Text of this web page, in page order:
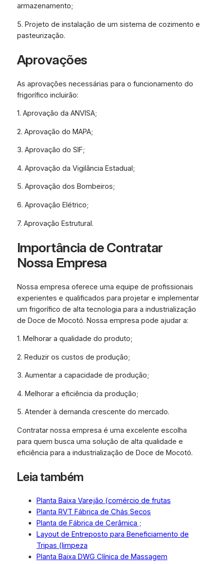
armazenamento;
5. Projeto de instalação de um sistema de cozimento e
pasteurização.
Aprovações
As aprovações necessárias para o funcionamento do
frigorífico incluirão:
1. Aprovação da ANVISA;
2. Aprovação do MAPA;
3. Aprovação do SIF;
4. Aprovação da Vigilância Estadual;
5. Aprovação dos Bombeiros;
6. Aprovação Elétrico;
7. Aprovação Estrutural.
Importância de Contratar
Nossa Empresa
Nossa empresa oferece uma equipe de profissionais
experientes e qualificados para projetar e implementar
um frigorífico de alta tecnologia para a industrialização
de Doce de Mocotó. Nossa empresa pode ajudar a:
1. Melhorar a qualidade do produto;
2. Reduzir os custos de produção;
3. Aumentar a capacidade de produção;
4. Melhorar a eficiência da produção;
5. Atender à demanda crescente do mercado.
Contratar nossa empresa é uma excelente escolha
para quem busca uma solução de alta qualidade e
eficiência para a industrialização de Doce de Mocotó.
Leia também
Planta Baixa Varejão (comércio de frutas
Planta RVT Fábrica de Chás Secos
Planta de Fábrica de Cerâmica ;
Layout de Entreposto para Beneficiamento de
Tripas (limpeza
Planta Baixa DWG Clínica de Massagem